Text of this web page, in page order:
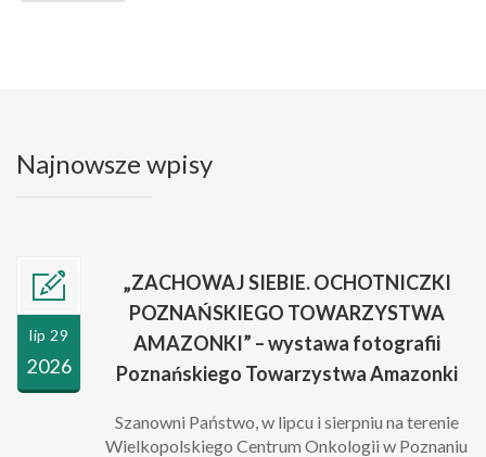
Najnowsze wpisy
lip 29
2026
„ZACHOWAJ SIEBIE. OCHOTNICZKI
POZNAŃSKIEGO TOWARZYSTWA
AMAZONKI” – wystawa fotografii
Poznańskiego Towarzystwa Amazonki
Szanowni Państwo, w lipcu i sierpniu na terenie
Wielkopolskiego Centrum Onkologii w Poznaniu